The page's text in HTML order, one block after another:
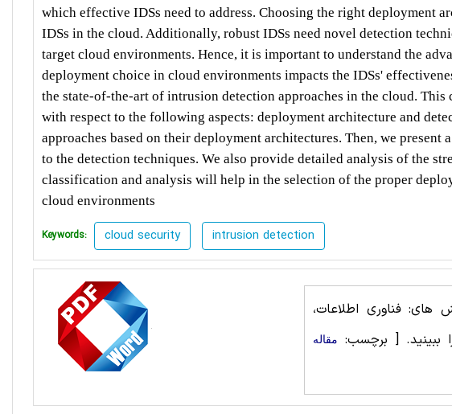
which effective IDSs need to address. Choosing the right deployment
IDSs in the cloud. Additionally, robust IDSs need novel detection
target cloud environments. Hence, it is important to understand the
deployment choice in cloud environments impacts the IDSs'
the state-of-the-art of intrusion detection approaches in the cloud.
with respect to the following aspects: deployment architecture and
approaches based on their deployment architectures. Then, we
to the detection techniques. We also provide detailed analysis of the
classification and analysis will help in the selection of the proper
cloud environments
Keywords: cloud security intrusion detection
های: فناوری اطلاعات،
ببینید.[ برچسب: مقاله